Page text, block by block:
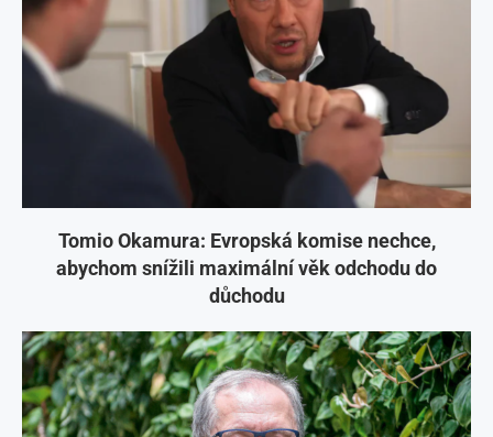
Tomio Okamura: Evropská komise nechce,
abychom snížili maximální věk odchodu do
důchodu